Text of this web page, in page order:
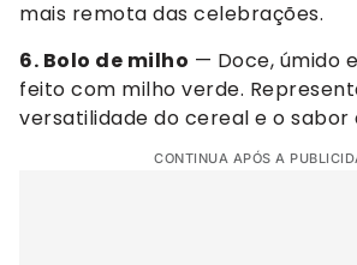
mais remota das celebrações.
6. Bolo de milho — Doce, úmido
feito com milho verde.
versatilidade do cereal e o sabor
CONTINUA APÓS A